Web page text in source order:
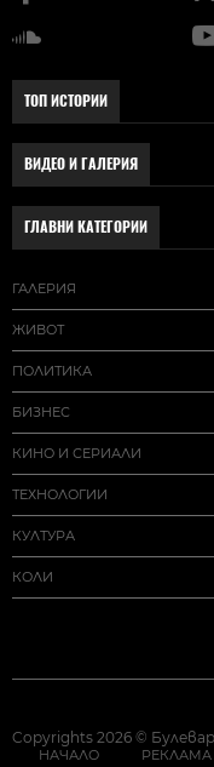
ТОП ИСТОРИИ
ВИДЕО И ГАЛЕРИЯ
ГЛАВНИ КАТЕГОРИИ
ГАЛЕРИЯ
ЖИВОТ
ПОЛИТИКА
БИЗНЕС
КИНО И СЕРИАЛИ
ТЕХНОЛОГИИ
КУЛТУРА
КОЛИ
Copyrights 2026 ©
НАЧАЛО РЕКЛАМА